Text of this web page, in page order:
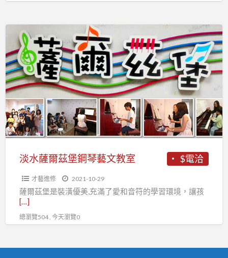
薩
爾
茲
堡
鋼
琴
藝
$電洽
淡水薩爾茲堡鋼琴藝文教室
才藝進修 2021-10-29
薩爾茲堡是裝潢優美,充滿了愛和音符的學習環境，讓孩
[…]
總瀏覽504 , 今天瀏覽0